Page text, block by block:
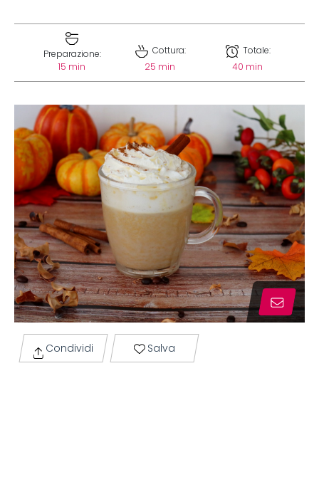
Preparazione:
15 min
Cottura:
25 min
Totale:
40 min
Condividi Salva